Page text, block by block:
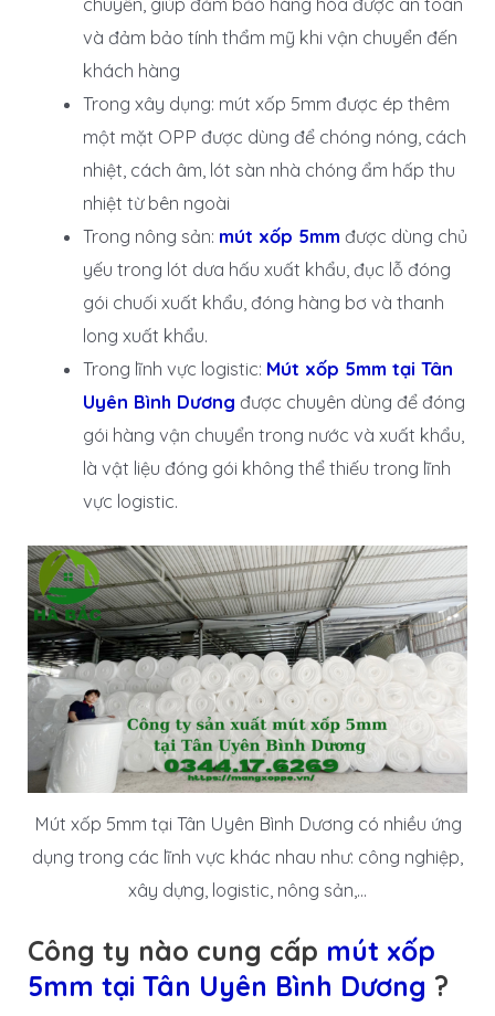
chuyển, giúp đảm bảo hàng hóa được an toàn
và đảm bảo tính thẩm mỹ khi vận chuyển đến
khách hàng
Trong xây dụng: mút xốp 5mm được ép thêm
một mặt OPP được dùng để chóng nóng, cách
nhiệt, cách âm, lót sàn nhà chóng ẩm hấp thu
nhiệt từ bên ngoài
Trong nông sản: mút xốp 5mm được dùng chủ
yếu trong lót dưa hấu xuất khẩu, đục lỗ đóng
gói chuối xuất khẩu, đóng hàng bơ và thanh
long xuất khẩu.
Trong lĩnh vực logistic: Mút xốp 5mm tại Tân
Uyên Bình Dương được chuyên dùng để đóng
gói hàng vận chuyển trong nước và xuất khẩu,
là vật liệu đóng gói không thể thiếu trong lĩnh
vực logistic.
Mút xốp 5mm tại Tân Uyên Bình Dương có nhiều ứng
dụng trong các lĩnh vực khác nhau như: công nghiệp,
xây dựng, logistic, nông sản,…
Công ty nào cung cấp mút xốp
5mm tại Tân Uyên Bình Dương ?